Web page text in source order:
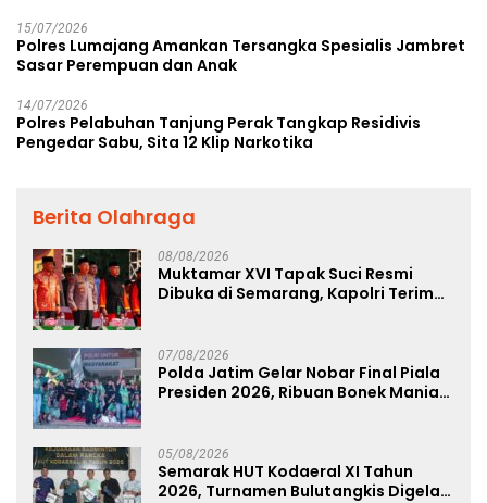
15/07/2026
Polres Lumajang Amankan Tersangka Spesialis Jambret
Sasar Perempuan dan Anak
14/07/2026
Polres Pelabuhan Tanjung Perak Tangkap Residivis
Pengedar Sabu, Sita 12 Klip Narkotika
Berita Olahraga
08/08/2026
Muktamar XVI Tapak Suci Resmi
Dibuka di Semarang, Kapolri Terima
07/08/2026
Polda Jatim Gelar Nobar Final Piala
Presiden 2026, Ribuan Bonek Mania
05/08/2026
Semarak HUT Kodaeral XI Tahun
2026, Turnamen Bulutangkis Digelar